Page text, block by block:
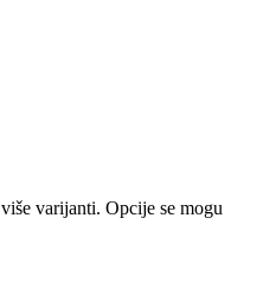
varijanti. Opcije se mogu